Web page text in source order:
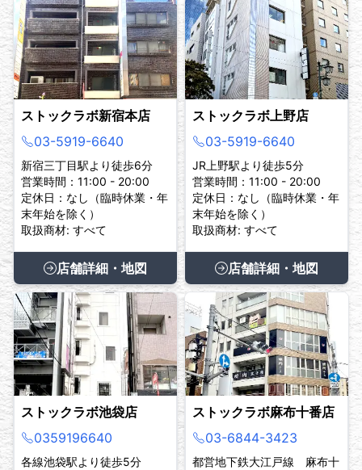
ストックラボ新宿本店
03-5919-6640
新宿三丁目駅より徒歩6分
営業時間：11:00 - 20:00
定休日：なし（臨時休業・年
末年始を除く）
取扱商材: すべて
店舗詳細・地図
ストックラボ上野店
03-5919-6640
JR上野駅より徒歩5分
営業時間：11:00 - 20:00
定休日：なし（臨時休業・年
末年始を除く）
取扱商材: すべて
店舗詳細・地図
ストックラボ池袋店
0359196640
各線池袋駅より徒歩5分
ストックラボ麻布十番店
03-6844-3423
都営地下鉄大江戸線 麻布十